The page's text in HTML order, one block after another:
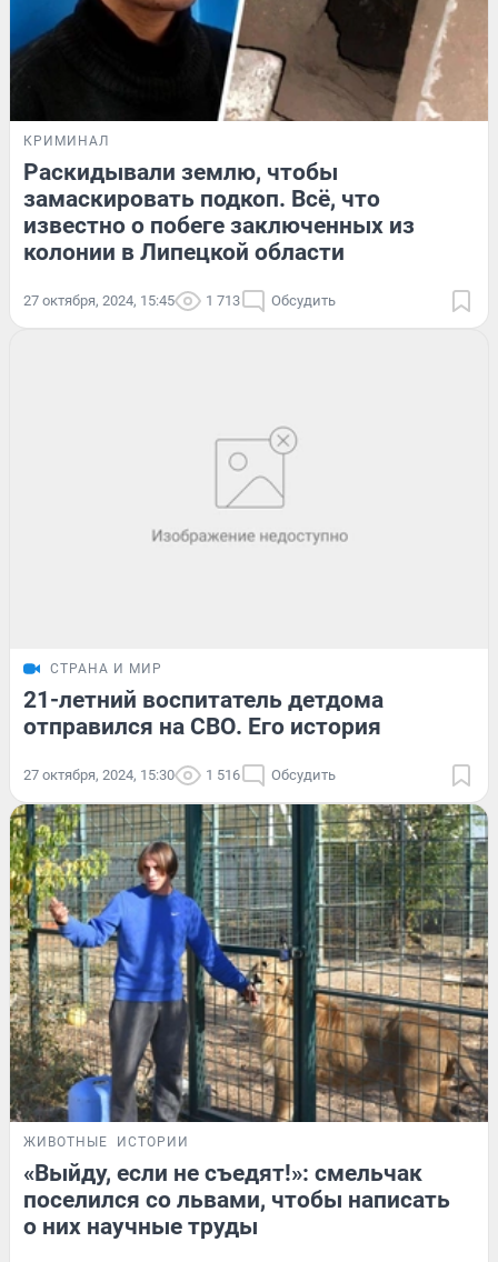
КРИМИНАЛ
Раскидывали землю, чтобы
замаскировать подкоп. Всё, что
известно о побеге заключенных из
колонии в Липецкой области
27 октября, 2024, 15:45 1 713 Обсудить
СТРАНА И МИР
21-летний воспитатель детдома
отправился на СВО. Его история
27 октября, 2024, 15:30 1 516 Обсудить
ЖИВОТНЫЕ ИСТОРИИ
«Выйду, если не съедят!»: смельчак
поселился со львами, чтобы написать
о них научные труды